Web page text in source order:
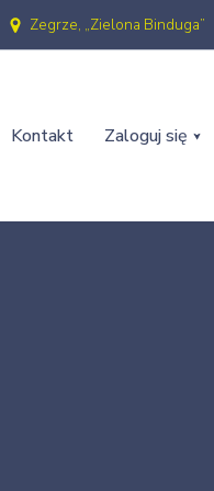
Zegrze, „Zielona Binduga”
Kontakt Zaloguj się